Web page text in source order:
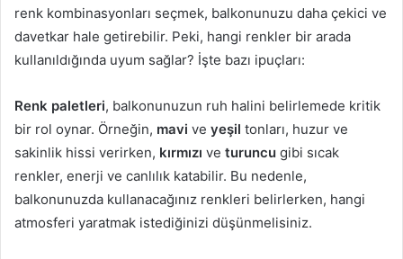
renk kombinasyonları seçmek, balkonunuzu daha çekici ve
davetkar hale getirebilir. Peki, hangi renkler bir arada
kullanıldığında uyum sağlar? İşte bazı ipuçları:
Renk paletleri, balkonunuzun ruh halini belirlemede kritik
bir rol oynar. Örneğin, mavi ve yeşil tonları, huzur ve
sakinlik hissi verirken, kırmızı ve turuncu gibi sıcak
renkler, enerji ve canlılık katabilir. Bu nedenle,
balkonunuzda kullanacağınız renkleri belirlerken, hangi
atmosferi yaratmak istediğinizi düşünmelisiniz.